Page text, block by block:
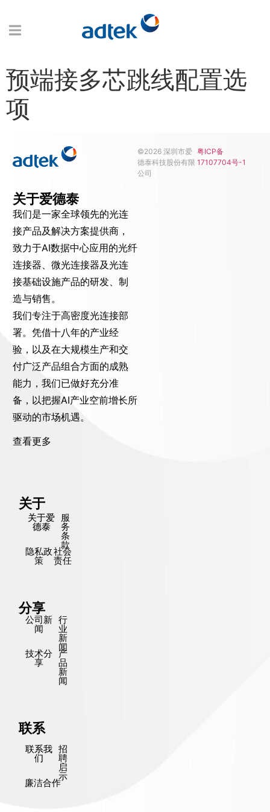
预端接多芯跳线配置选
项
关于爱德泰
我们是一家全球领先的光连
接产品及解决方案提供商，
致力于AI数据中心应用的光纤
连接器、微光连接器及光连
接基础设施产品的研发、制
造与销售。
我们专注于高密度光连接部
署。凭借十八年的产业经
验，以及在大规模生产和交
付广泛产品组合方面的成熟
能力，我们已做好充分准
备，以把握AI产业空前增长所
驱动的市场机遇。
查看更多
关于
关于爱
德泰
服
务
条
款
隐私政
策
社会
责任
分享
公司新
闻
行
业
新
闻
技术分
享
产
品
新
闻
联系
联系我
们
招
聘
启
示
廉洁合作
©2026 深圳市爱
德泰科技股份有限
公司
粤ICP备
17107704号-1